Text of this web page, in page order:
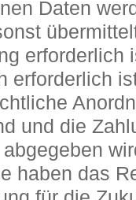
Daten
erforderlich
erforderlich
und die
haben das